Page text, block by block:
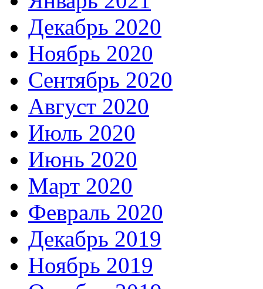
Декабрь 2020
Ноябрь 2020
Сентябрь 2020
Август 2020
Июль 2020
Июнь 2020
Март 2020
Февраль 2020
Декабрь 2019
Ноябрь 2019